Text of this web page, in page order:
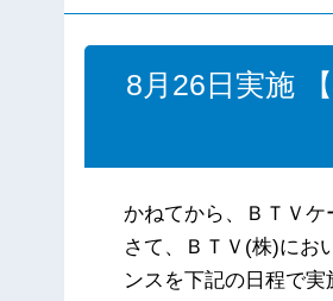
8月26日実施
かねてから、ＢＴＶケ
さて、ＢＴＶ(株)にお
ンスを下記の日程で実